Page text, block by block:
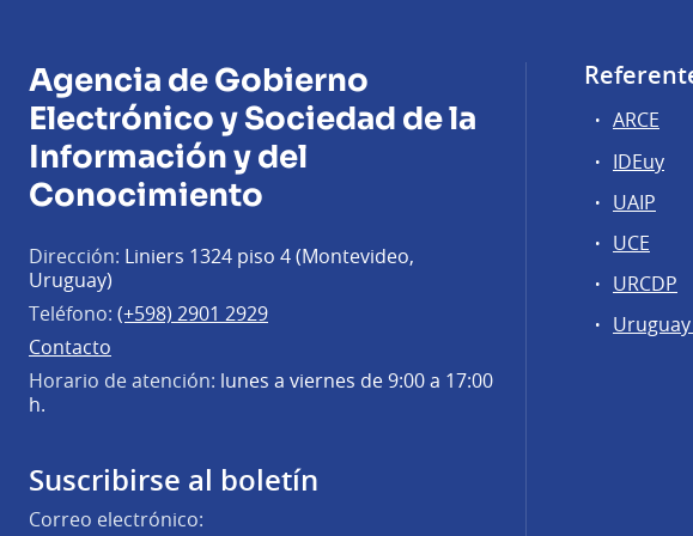
Agencia de Gobierno
Electrónico y Sociedad de la
Información y del
Conocimiento
Dirección: Liniers 1324 piso 4 (Montevideo,
Uruguay)
Teléfono: (+598) 2901 2929
Contacto
Horario de atención: lunes a viernes de 9:00 a 17:00
h.
Suscribirse al boletín
Correo electrónico:
ARCE
IDEuy
UAIP
UCE
URCDP